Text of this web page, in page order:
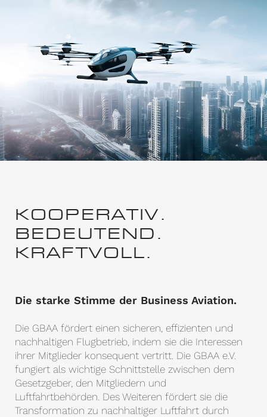
KOOPERATIV.
BEDEUTEND.
KRAFTVOLL.
Die starke Stimme der Business Aviation.
Die GBAA fördert einen sicheren, effizienten und
nachhaltigen Flugbetrieb, indem sie die Interessen
ihrer Mitglieder konsequent vertritt. Die GBAA e.V.
fungiert als wichtige Schnittstelle zwischen dem
Gesetzgeber, den Mitgliedern und
Luftfahrtbehörden. Des Weiteren fördert sie die
Transformation zu nachhaltiger Luftfahrt durch